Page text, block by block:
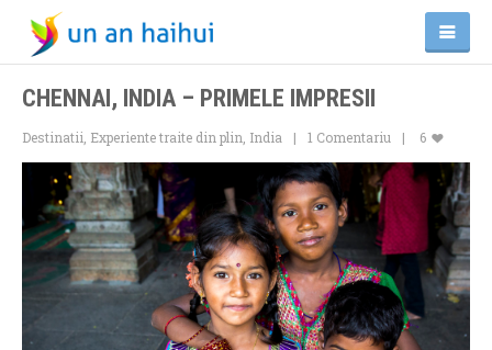
CHENNAI, INDIA – PRIMELE IMPRESII
Destinatii Experiente traite din plin India 1 Comentariu 6